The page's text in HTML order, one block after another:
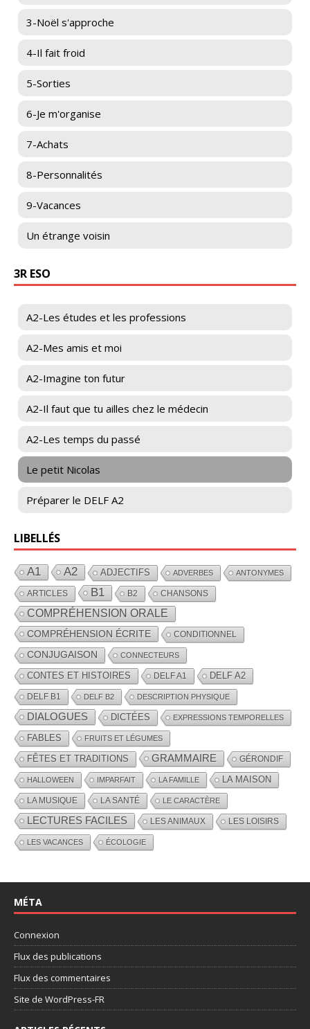
3-Noël s'approche
4-Il fait froid
5-Sorties
6-Je m'organise
7-Achats
8-Personnalités
9-Vacances
Un étrange voisin
3R ESO
A2-Les études et les professions
A2-Mes amis et moi
A2-Imagine ton futur
A2-Il faut que tu ailles chez le médecin
A2-Les temps du passé
Le petit Nicolas
Préparer le DELF A2
LIBELLÉS
A1 A2 ADJECTIFS ADVERBES ANTONYMES
ARTICLES B1 B2 CHANSONS
COMPRÉHENSION ORALE
COMPRÉHENSION ÉCRITE CONDITIONNEL
CONJUGAISON CONNECTEURS
CONTES ET HISTOIRES DELF A1 DELF A2
DELF B1 DELF B2 DESCRIPTION PHYSIQUE
DIALOGUES DICTÉES EXPRESSIONS TEMPORELLES
FABLES FRUITS ET LÉGUMES
FÊTES ET TRADITIONS GRAMMAIRE GÉRONDIF
HALLOWEEN IMPARFAIT LA FAMILLE LA MAISON
LA MUSIQUE LA SANTÉ LE CARACTÈRE
LECTURES FACILES LES ANIMAUX LES LOISIRS
LES VACANCES ÉCOLOGIE
MÉTA
Connexion
Flux des publications
Flux des commentaires
Site de WordPress-FR